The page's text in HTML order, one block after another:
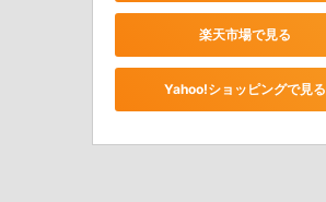
楽天市場で見る
Yahoo!ショッピングで見る